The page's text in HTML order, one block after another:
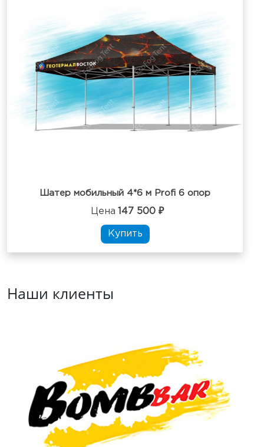
Шатер мобильный 4*6 м Profi 6 опор
Цена 147 500 ₽
Купить
Наши клиенты